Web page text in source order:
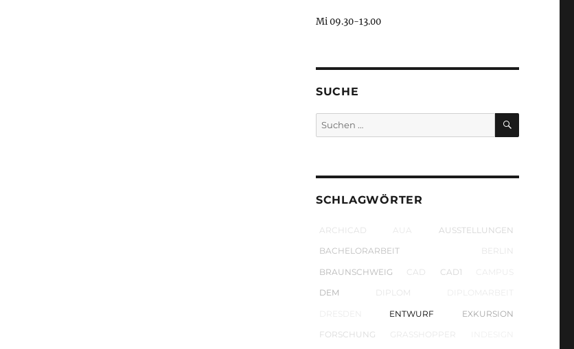
Mi 09.30-13.00
SUCHE
Suchen
nach:
SUCHEN
SCHLAGWÖRTER
ARCHICAD AUA AUSSTELLUNGEN
BACHELORARBEIT BERLIN
BRAUNSCHWEIG CAD CAD1
DEM DIPLOM
ENTWURF EXKURSION
FORSCHUNG GRASSHOPPER